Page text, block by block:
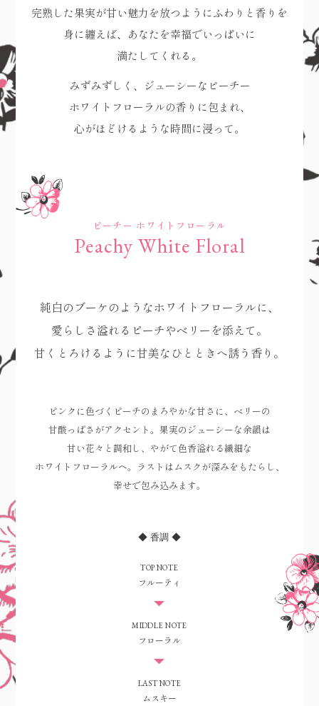
完熟した果実が甘い魅力を放つようにふわりと香りを
身に纏えば、 あなたを幸福でいっぱいに
満たしてくれる。
みずみずしく、 ジューシーなピーチー
ホワイトフローラルの香りに包まれ、
心がほどけるような時間に浸って。
ピーチー ホワイトフローラル
Peachy White Floral
純白のブーケのようなホワイトフローラルに、
愛らしさ溢れる ピーチやベリーを添えて。
甘くとろけるように甘美なひとときへ誘う香り。
ピンクに色づく ピーチのまろやかな甘さに、 ベリーの
甘酸っぱさがアクセント。 果実の ジューシーな余韻は
甘い花々と調和し、 やがて色香溢れる繊細な
ホワイトフローラルへ。
ラストはムスクが深みをもたらし、
幸せで包み込みます。
◆ 香調 ◆
TOP NOTE
フルーティ
MIDDLE NOTE
フローラル
LAST NOTE
ムスキー